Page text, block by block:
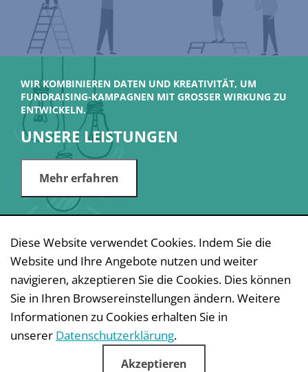
WIR KOMBINIEREN DATEN UND KREATIVITÄT, UM
FUNDRAISING-KAMPAGNEN MIT GROSSER WIRKUNG ZU E
NTWICKELN.
UNSERE LEISTUNGEN
Mehr erfahren
TELEFON: +49 (0)30 30 80 96 49
Diese Website verwendet Cookies. Indem Sie die
Website und Ihre Angebote nutzen und weiter
navigieren, akzeptieren Sie die Cookies. Dies können
Sie in Ihren Browsereinstellungen ändern. Weitere
Informationen zu Cookies erhalten Sie in
unserer Datenschutzerklärung.
Akzeptieren